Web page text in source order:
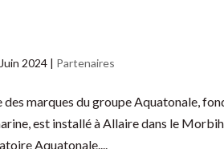
2024 | Partenaires
des marques du groupe Aquatonale,
est installé à Allaire dans le
Aquatonale....